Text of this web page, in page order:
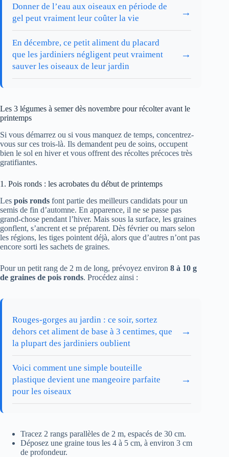
Donner de l’eau aux oiseaux en période de
gel peut vraiment leur coûter la vie
→
En décembre, ce petit aliment du placard
que les jardiniers négligent peut vraiment
sauver les oiseaux de leur jardin
→
Les 3 légumes à semer dès novembre pour récolter avant le
printemps
Si vous démarrez ou si vous manquez de temps, concentrez-
vous sur ces trois-là. Ils demandent peu de soins, occupent
bien le sol en hiver et vous offrent des récoltes précoces très
gratifiantes.
1. Pois ronds : les acrobates du début de printemps
Les pois ronds font partie des meilleurs candidats pour un
semis de fin d’automne. En apparence, il ne se passe pas
grand-chose pendant l’hiver. Mais sous la surface, les graines
gonflent, s’ancrent et se préparent. Dès février ou mars selon
les régions, les tiges pointent déjà, alors que d’autres n’ont pas
encore sorti les sachets de graines.
Pour un petit rang de 2 m de long, prévoyez environ 8 à 10 g
de graines de pois ronds. Procédez ainsi :
Rouges-gorges au jardin : ce soir, sortez
dehors cet aliment de base à 3 centimes, que
la plupart des jardiniers oublient
→
Voici comment une simple bouteille
plastique devient une mangeoire parfaite
pour les oiseaux
→
Tracez 2 rangs parallèles de 2 m, espacés de 30 cm.
Déposez une graine tous les 4 à 5 cm, à environ 3 cm
de profondeur.